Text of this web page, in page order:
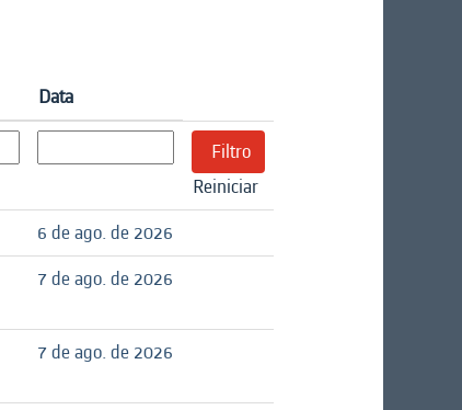
Data
Reiniciar
6 de ago. de 2026
7 de ago. de 2026
7 de ago. de 2026